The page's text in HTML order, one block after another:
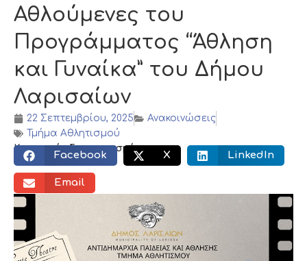
Αθλούμενες του
Προγράμματος “Άθληση
και Γυναίκα” του Δήμου
Λαρισαίων
22 Σεπτεμβρίου, 2025
Ανακοινώσεις
Τμήμα Αθλητισμού
Κοινωνικός διαμοιρασμός:
Facebook X LinkedIn
Email